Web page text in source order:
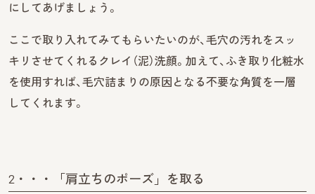
にしてあげましょう。
ここで取り入れてみてもらいたいのが、毛穴の汚れをスッ
キリさせてくれるクレイ（泥）洗顔。加えて、ふき取り化粧水
を使用すれば、毛穴詰まりの原因となる不要な角質を一層
してくれます。
2・・・「肩立ちのポーズ」を取る